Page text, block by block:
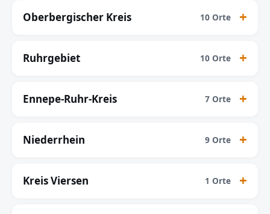
Oberbergischer Kreis 10 Orte
Ruhrgebiet 10 Orte
Ennepe-Ruhr-Kreis 7 Orte
Niederrhein 9 Orte
Kreis Viersen 1 Orte